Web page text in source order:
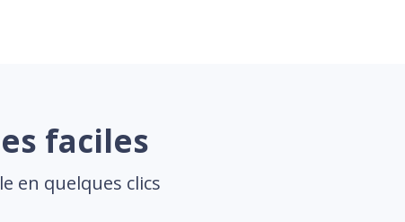
faciles
en quelques clics